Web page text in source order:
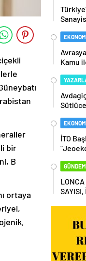
bir
B
ortaya
Kamu
İTO
Olmalı
GÜNDEM
SAYISI,